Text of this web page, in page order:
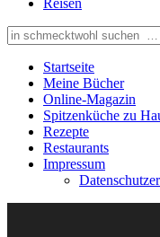
Reisen
Startseite
Meine Bücher
Online-Magazin
Spitzenküche zu
Rezepte
Restaurants
Impressum